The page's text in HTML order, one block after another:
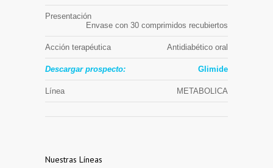
Presentación
Envase con 30 comprimidos recubiertos
Acción terapéutica Antidiabético oral
Descargar prospecto: Glimide
Línea METABOLICA
Nuestras Líneas